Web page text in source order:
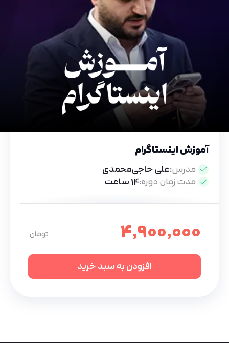
آموزش اینستاگرام
مدرس:علی حاجی‌محمدی
مدت زمان دوره:14 ساعت
4,900,000
افزودن به سبد خرید